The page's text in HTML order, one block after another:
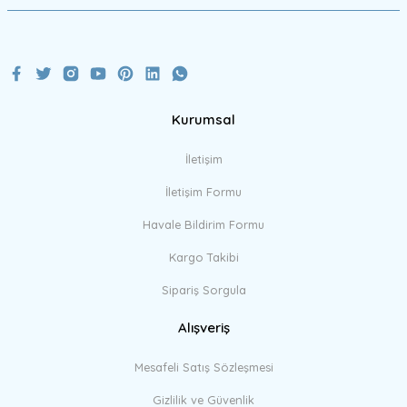
Kurumsal
İletişim
İletişim Formu
Havale Bildirim Formu
Kargo Takibi
Sipariş Sorgula
Alışveriş
Mesafeli Satış Sözleşmesi
Gizlilik ve Güvenlik